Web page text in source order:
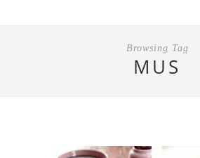
Browsing Tag
MUS